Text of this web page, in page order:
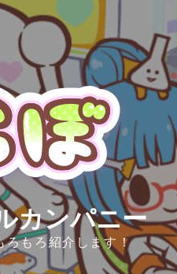
カンパニー
ろもろ紹介します！